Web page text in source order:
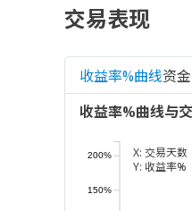
交易表现
收益率%曲线资
收益率%曲线与
X: 交易天数
Y: 收益率%
150%
200%